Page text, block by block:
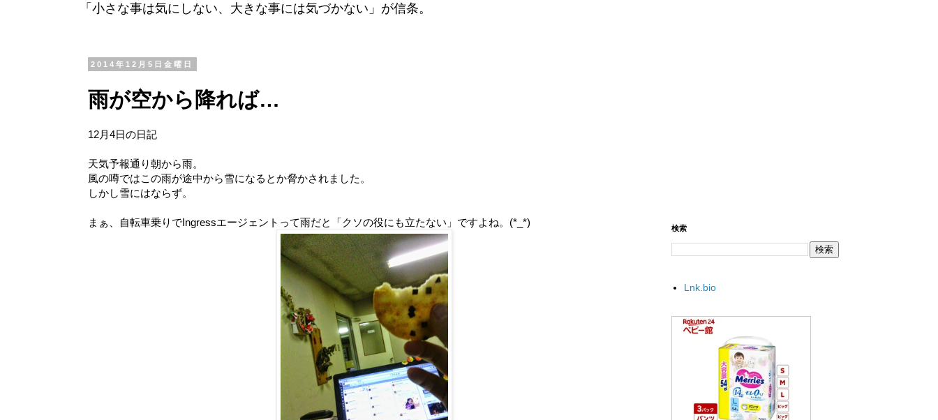
「小さな事は気にしない、大きな事には気づかない」が信条。
2014年12月5日金曜日
雨が空から降れば…
12月4日の日記
天気予報通り朝から雨。
風の噂ではこの雨が途中から雪になるとか脅かされました。
しかし雪にはならず。
まぁ、自転車乗りでIngressエージェントって雨だと「クソの役にも立たない」ですよね。(*_*) 検索
Lnk.bio